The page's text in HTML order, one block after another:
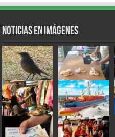
Noticias en Imágenes